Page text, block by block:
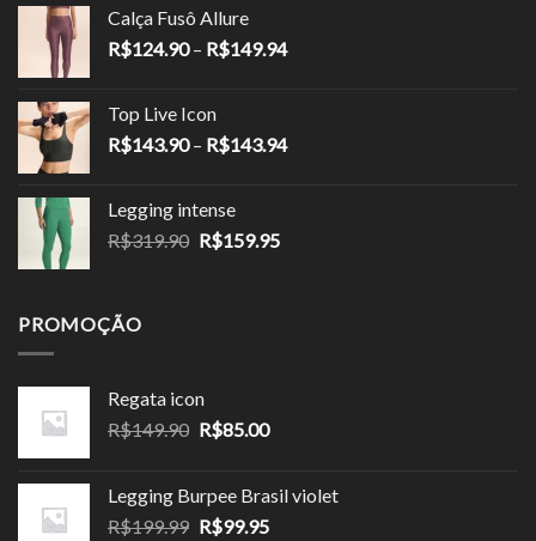
era:
R$189.90.R$113.94.
Calça Fusô Allure
R$124.90 – R$149.94Faixa
através
Top Live Icon
R$143.90 – R$143.94Faixa
Legging intense
R$319.90 O
R$159.95O
PROMOÇÃO
Regata icon
R$149.90 O
era:
R$149.90.
R$85.00O
é:
R$85.00.
Legging Burpee Brasil violet
R$199.99 O
R$99.95O